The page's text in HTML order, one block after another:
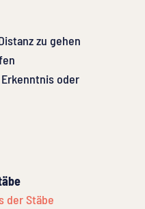
zu gehen
oder
der Stäbe